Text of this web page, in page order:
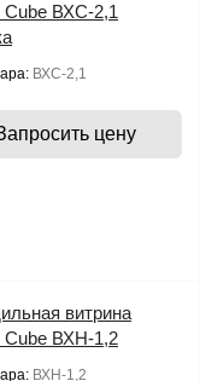
Cube ВХС-2,1
ВХС-2,1
цену
витрина
Cube ВХН-1,2
ВХН-1,2